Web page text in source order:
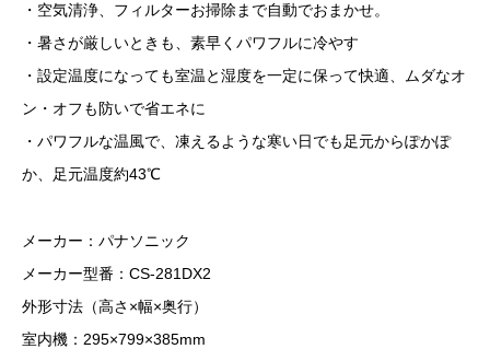
・空気清浄、フィルターお掃除まで自動でおまかせ。
・暑さが厳しいときも、素早くパワフルに冷やす
・設定温度になっても室温と湿度を一定に保って快適、ムダなオ
ン・オフも防いで省エネに
・パワフルな温風で、凍えるような寒い日でも足元からぽかぽ
か、足元温度約43℃
メーカー：パナソニック
メーカー型番：CS-281DX2
外形寸法（高さ×幅×奥行）
室内機：295×799×385mm